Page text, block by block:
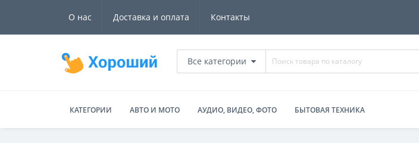
О нас Доставка и оплата Контакты
Все категории
КАТЕГОРИИ АВТО И МОТО АУДИО, ВИДЕО, ФОТО БЫТОВАЯ ТЕХНИКА